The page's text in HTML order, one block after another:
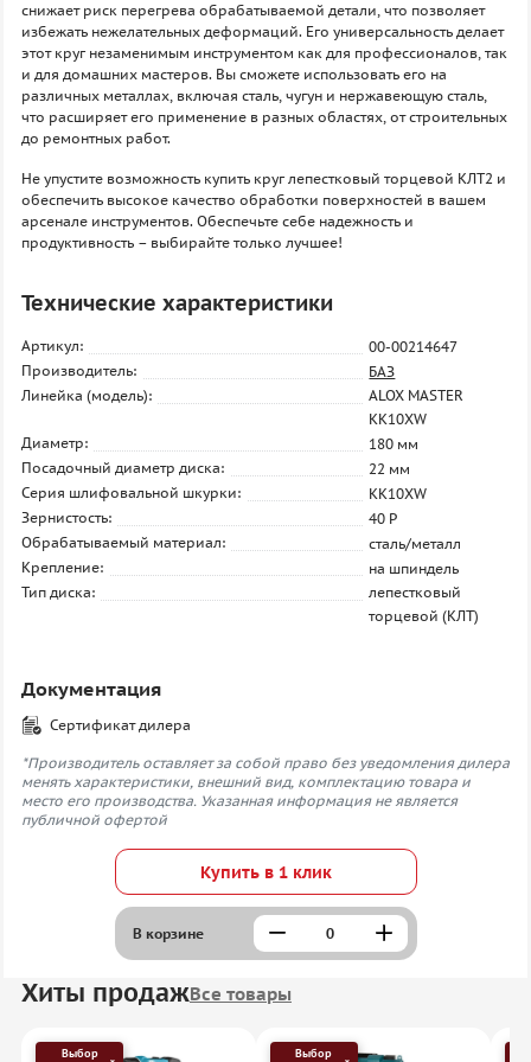
снижает риск перегрева обрабатываемой детали, что позволяет
избежать нежелательных деформаций. Его универсальность делает
этот круг незаменимым инструментом как для профессионалов, так
и для домашних мастеров. Вы сможете использовать его на
различных металлах, включая сталь, чугун и нержавеющую сталь,
что расширяет его применение в разных областях, от строительных
до ремонтных работ.
Не упустите возможность купить круг лепестковый торцевой КЛТ2 и
обеспечить высокое качество обработки поверхностей в вашем
арсенале инструментов. Обеспечьте себе надежность и
продуктивность – выбирайте только лучшее!
Технические характеристики
Артикул:
00-00214647
Производитель:
БАЗ
Линейка (модель):
ALOX MASTER
KK10XW
Диаметр:
180 мм
Посадочный диаметр диска:
22 мм
Серия шлифовальной шкурки:
KK10XW
Зернистость:
40 P
Обрабатываемый материал:
сталь/металл
Крепление:
на шпиндель
Тип диска:
лепестковый
торцевой (КЛТ)
Документация
Сертификат дилера
*Производитель оставляет за собой право без уведомления дилера
менять характеристики, внешний вид, комплектацию товара и
место его производства. Указанная информация не является
публичной офертой
Купить в 1 клик
В корзине
Хиты продажВсе товары
Выбор
Выбор